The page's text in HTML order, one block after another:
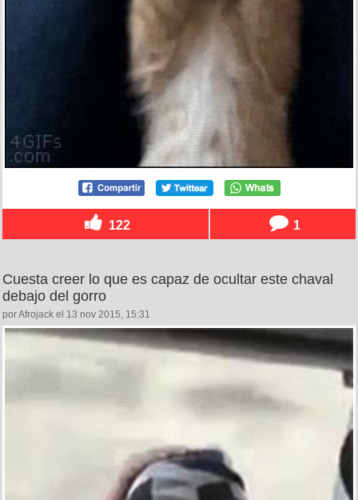
122 1
Cuesta creer lo que es capaz de ocultar este chaval
debajo del gorro
por Afrojack el 13 nov 2015, 15:31